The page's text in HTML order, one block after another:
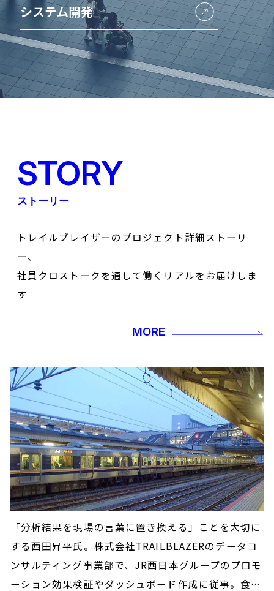
システム開発
STORY
ストーリー
トレイルブレイザーのプロジェクト詳細ストーリ
ー、
社員クロストークを通して働くリアルをお届けしま
す
MORE
「分析結果を現場の言葉に置き換える」ことを大切に
する西田昇平氏。株式会社TRAILBLAZERのデータコ
ンサルティング事業部で、JR西日本グループのプロモ
ーション効果検証やダッシュボード作成に従事。食…